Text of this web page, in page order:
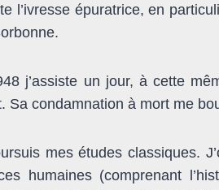
l’ivresse épuratrice, en
j’assiste un jour, à cette
Sa condamnation à mort me
mes études classiques.
humaines (comprenant